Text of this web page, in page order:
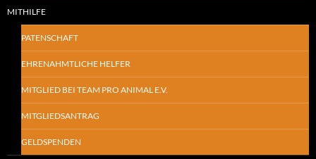
MITHILFE
PATENSCHAFT
EHRENAHMTLICHE HELFER
MITGLIED BEI TEAM PRO ANIMAL E.V.
MITGLIEDSANTRAG
GELDSPENDEN